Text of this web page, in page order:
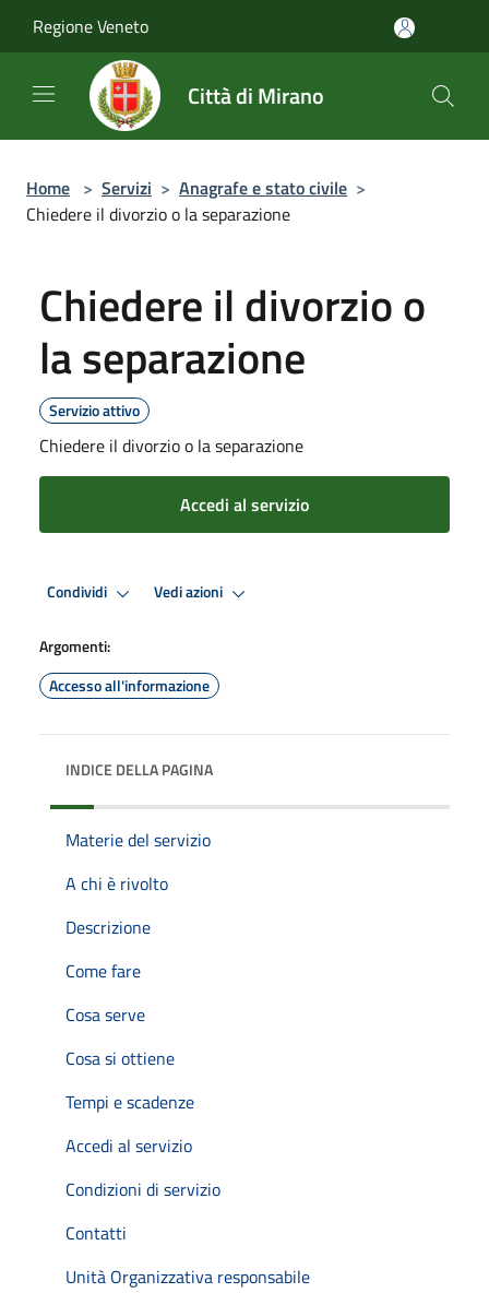
Regione Veneto
Città di Mirano
Home > Servizi > Anagrafe e stato civile >
Chiedere il divorzio o la separazione
Chiedere il divorzio o
la separazione
Servizio attivo
Chiedere il divorzio o la separazione
Accedi al servizio
Condividi Vedi azioni
Argomenti:
Accesso all'informazione
INDICE DELLA PAGINA
Materie del servizio
A chi è rivolto
Descrizione
Come fare
Cosa serve
Cosa si ottiene
Tempi e scadenze
Accedi al servizio
Condizioni di servizio
Contatti
Unità Organizzativa responsabile